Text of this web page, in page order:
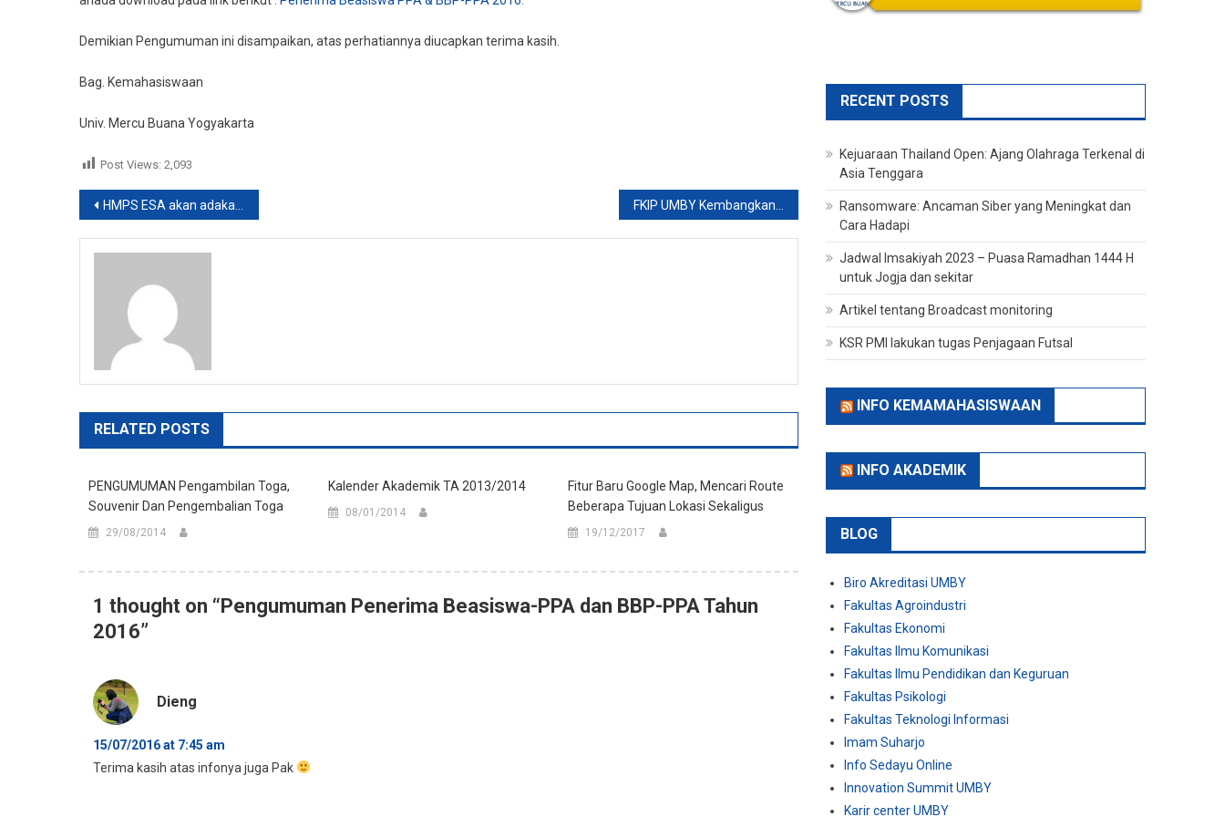
Beasiswa-
Dan
Demikian Pengumuman ini disampaikan, atas perhatiannya diucapkan terima kasih.
Bag. Kemahasiswaan
Univ. Mercu Buana Yogyakarta
Post Views: 2,093
Post
navigation
HMPS ESA akan adakan Bakti Sosial di Panti Asuhan
RELATED POSTS
PENGUMUMAN Pengambilan Toga,
Souvenir Dan Pengembalian Toga
29/08/2014
Kalender Akademik TA 2013/2014
08/01/2014
Fitur Baru Google Map, Mencari Route
Beberapa Tujuan Lokasi Sekaligus
19/12/2017
1 thought on “Pengumuman Penerima Beasiswa-PPA dan BBP-PPA Tahun
2016”
Dieng
15/07/2016 at 7:45 am
Terima kasih atas infonya juga Pak
RECENT POSTS
Kejuaraan Thailand Open: Ajang Olahraga Terkenal di
Asia Tenggara
Ransomware: Ancaman Siber yang Meningkat dan
Cara Hadapi
Jadwal Imsakiyah 2023 – Puasa Ramadhan 1444 H
untuk Jogja dan sekitar
Artikel tentang Broadcast monitoring
KSR PMI lakukan tugas Penjagaan Futsal
INFO KEMAMAHASISWAAN
INFO AKADEMIK
BLOG
Biro Akreditasi UMBY
Fakultas Agroindustri
Fakultas Ekonomi
Fakultas Ilmu Komunikasi
Fakultas Ilmu Pendidikan dan Keguruan
Fakultas Psikologi
Fakultas Teknologi Informasi
Imam Suharjo
Info Sedayu Online
Innovation Summit UMBY
Karir center UMBY